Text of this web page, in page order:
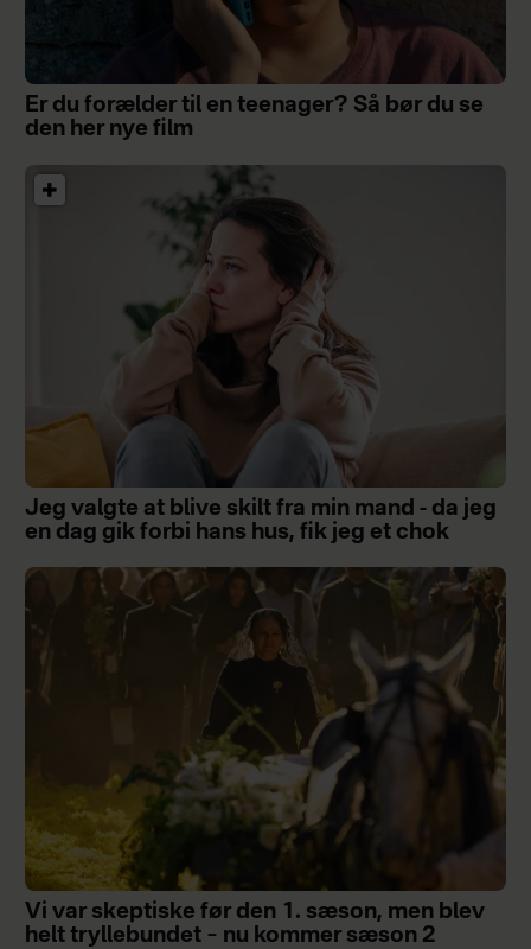
Er du forælder til en teenager? Så bør du se
den her nye film
Jeg valgte at blive skilt fra min mand - da jeg
en dag gik forbi hans hus, fik jeg et chok
Vi var skeptiske før den 1. sæson, men blev
helt tryllebundet – nu kommer sæson 2